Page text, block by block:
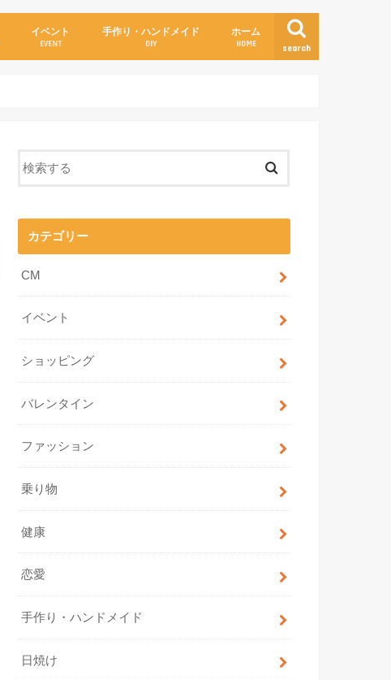
search
イベント
EVENT
手作り・ハンドメイド
DIY
ホーム
HOME
カテゴリー
CM
イベント
ショッピング
バレンタイン
ファッション
乗り物
健康
恋愛
手作り・ハンドメイド
日焼け